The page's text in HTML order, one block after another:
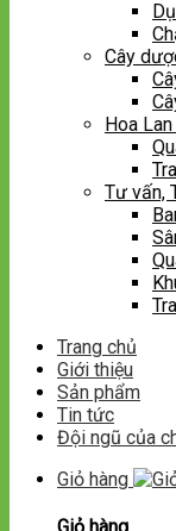
Cây
Hoa
Tư vấn,
Trang chủ
Giới thiệu
Sản phẩm
Tin tức
Đội ngũ của
Giỏ hàng